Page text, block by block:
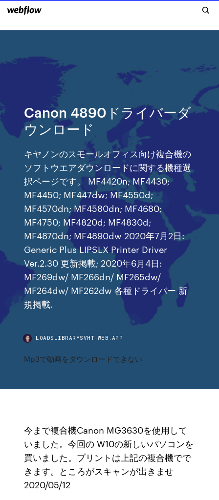
Canon 4890ドライバーダ
ウンロード
キヤノンのスモールオフィス向け複合機の
ソフトウエアダウンロードに関する機種選
択ページです。 MF4420n; MF4430;
MF4450; MF447dw; MF4550d;
MF4570dn; MF4580dn; MF4680;
MF4750; MF4820d; MF4830d;
MF4870dn; MF4890dw 2020年7月2日:
Generic Plus LIPSLX Printer Driver
Ver.2.30 更新掲載; 2020年6月4日:
MF269dw/ MF266dn/ MF265dw/
MF264dw/ MF262dw 各種ドライバー 新
規掲載.
LOADSLIBRARYSVHT.WEB.APP
Mp3で動画をダウンロードできない
今まで複合機Canon MG3630を使用して
いました。今回の W10の新しいパソコンを
買いました。プリントは上記の複合機でで
きます。ところがスキャンが出きませ
2020/05/12